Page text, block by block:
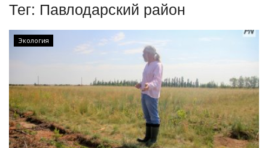
Обратная связь
ПАВЛОДАРСКАЯ ОБЛАСТЬ
КАЗАХСТАН
МИР
СПЕЦПРОЕКТЫ
Тег: Павлодарский район
Экология